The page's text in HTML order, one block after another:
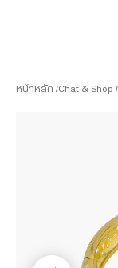
หน้าหลัก Chat & Shop